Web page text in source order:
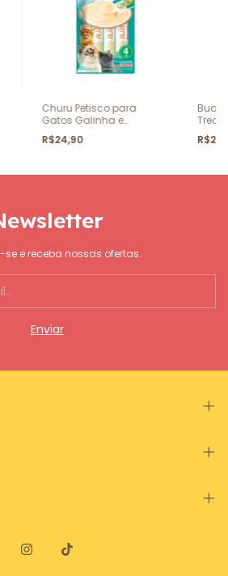
Churu Petisco para
Gatos Galinha e
Caranguejo 56g
R$24,90
e receba nossas ofertas.